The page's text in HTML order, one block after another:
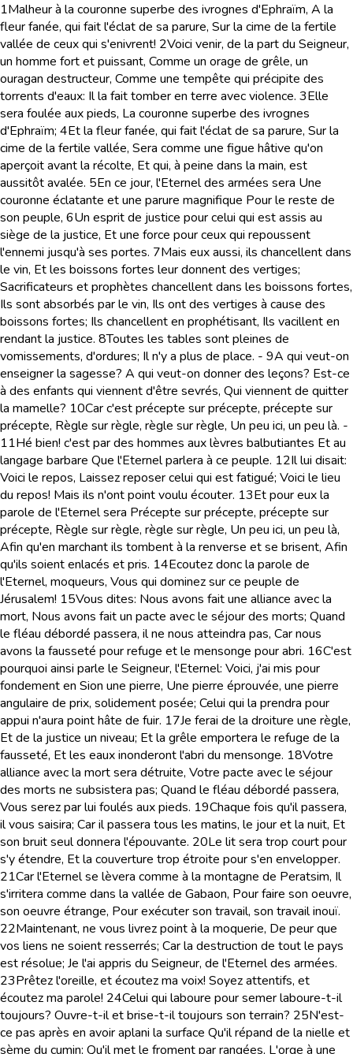
1Malheur à la couronne superbe des ivrognes d'Ephraïm, A la
fleur fanée, qui fait l'éclat de sa parure, Sur la cime de la fertile
vallée de ceux qui s'enivrent! 2Voici venir, de la part du Seigneur,
un homme fort et puissant, Comme un orage de grêle, un
ouragan destructeur, Comme une tempête qui précipite des
torrents d'eaux: Il la fait tomber en terre avec violence. 3Elle
sera foulée aux pieds, La couronne superbe des ivrognes
d'Ephraïm; 4Et la fleur fanée, qui fait l'éclat de sa parure, Sur la
cime de la fertile vallée, Sera comme une figue hâtive qu'on
aperçoit avant la récolte, Et qui, à peine dans la main, est
aussitôt avalée. 5En ce jour, l'Eternel des armées sera Une
couronne éclatante et une parure magnifique Pour le reste de
son peuple, 6Un esprit de justice pour celui qui est assis au
siège de la justice, Et une force pour ceux qui repoussent
l'ennemi jusqu'à ses portes. 7Mais eux aussi, ils chancellent dans
le vin, Et les boissons fortes leur donnent des vertiges;
Sacrificateurs et prophètes chancellent dans les boissons fortes,
Ils sont absorbés par le vin, Ils ont des vertiges à cause des
boissons fortes; Ils chancellent en prophétisant, Ils vacillent en
rendant la justice. 8Toutes les tables sont pleines de
vomissements, d'ordures; Il n'y a plus de place. - 9A qui veut-on
enseigner la sagesse? A qui veut-on donner des leçons? Est-ce
à des enfants qui viennent d'être sevrés, Qui viennent de quitter
la mamelle? 10Car c'est précepte sur précepte, précepte sur
précepte, Règle sur règle, règle sur règle, Un peu ici, un peu là. -
11Hé bien! c'est par des hommes aux lèvres balbutiantes Et au
langage barbare Que l'Eternel parlera à ce peuple. 12Il lui disait:
Voici le repos, Laissez reposer celui qui est fatigué; Voici le lieu
du repos! Mais ils n'ont point voulu écouter. 13Et pour eux la
parole de l'Eternel sera Précepte sur précepte, précepte sur
précepte, Règle sur règle, règle sur règle, Un peu ici, un peu là,
Afin qu'en marchant ils tombent à la renverse et se brisent, Afin
qu'ils soient enlacés et pris. 14Ecoutez donc la parole de
l'Eternel, moqueurs, Vous qui dominez sur ce peuple de
Jérusalem! 15Vous dites: Nous avons fait une alliance avec la
mort, Nous avons fait un pacte avec le séjour des morts; Quand
le fléau débordé passera, il ne nous atteindra pas, Car nous
avons la fausseté pour refuge et le mensonge pour abri. 16C'est
pourquoi ainsi parle le Seigneur, l'Eternel: Voici, j'ai mis pour
fondement en Sion une pierre, Une pierre éprouvée, une pierre
angulaire de prix, solidement posée; Celui qui la prendra pour
appui n'aura point hâte de fuir. 17Je ferai de la droiture une règle,
Et de la justice un niveau; Et la grêle emportera le refuge de la
fausseté, Et les eaux inonderont l'abri du mensonge. 18Votre
alliance avec la mort sera détruite, Votre pacte avec le séjour
des morts ne subsistera pas; Quand le fléau débordé passera,
Vous serez par lui foulés aux pieds. 19Chaque fois qu'il passera,
il vous saisira; Car il passera tous les matins, le jour et la nuit, Et
son bruit seul donnera l'épouvante. 20Le lit sera trop court pour
s'y étendre, Et la couverture trop étroite pour s'en envelopper.
21Car l'Eternel se lèvera comme à la montagne de Peratsim, Il
s'irritera comme dans la vallée de Gabaon, Pour faire son oeuvre,
son oeuvre étrange, Pour exécuter son travail, son travail inouï.
22Maintenant, ne vous livrez point à la moquerie, De peur que
vos liens ne soient resserrés; Car la destruction de tout le pays
est résolue; Je l'ai appris du Seigneur, de l'Eternel des armées.
23Prêtez l'oreille, et écoutez ma voix! Soyez attentifs, et
écoutez ma parole! 24Celui qui laboure pour semer laboure-t-il
toujours? Ouvre-t-il et brise-t-il toujours son terrain? 25N'est-
ce pas après en avoir aplani la surface Qu'il répand de la nielle et
sème du cumin; Qu'il met le froment par rangées, L'orge à une